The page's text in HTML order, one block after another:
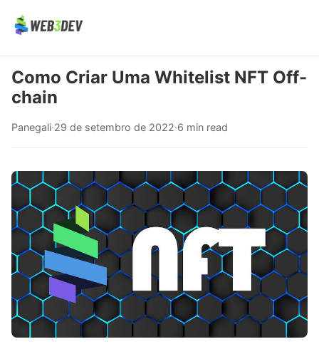
Como Criar Uma Whitelist NFT Off-
chain
Panegali·29 de setembro de 2022·6 min read